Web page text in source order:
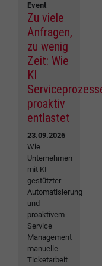
Event
Zu viele
Anfragen,
zu wenig
Zeit: Wie
KI
proaktiv
entlastet
23.09.2026
Wie
Unternehmen
mit KI-
gestützter
Automatisierung
und
proaktivem
Service
Management
manuelle
Ticketarbeit